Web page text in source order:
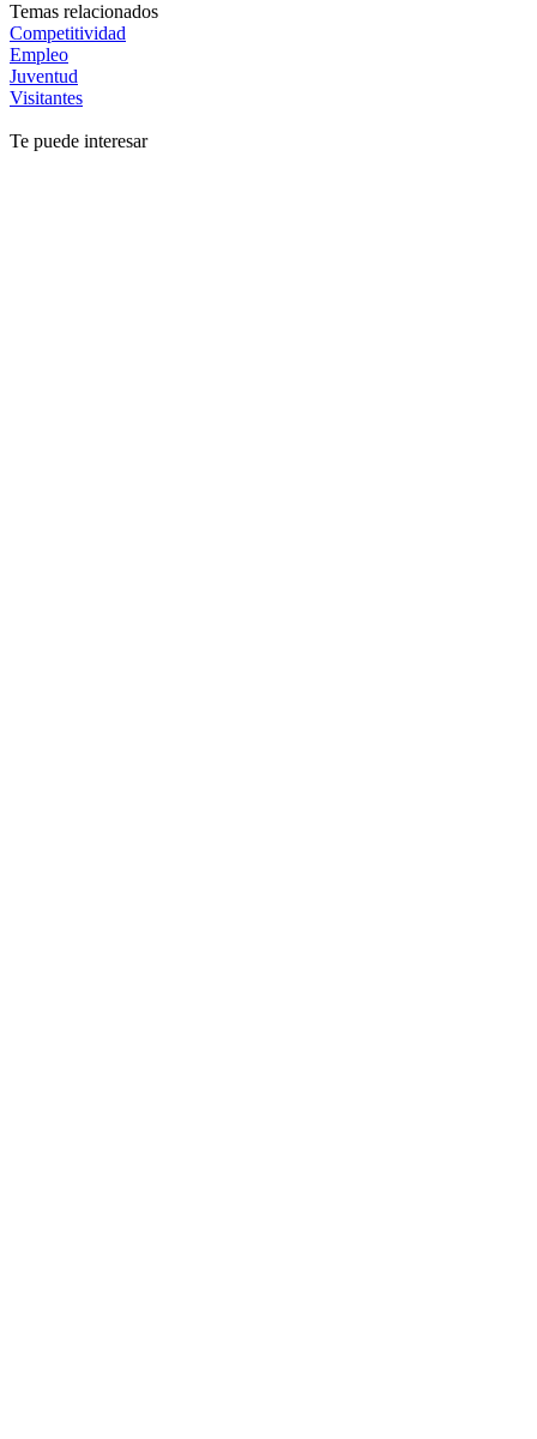
Temas relacionados
Competitividad
Empleo
Juventud
Visitantes
Te puede interesar